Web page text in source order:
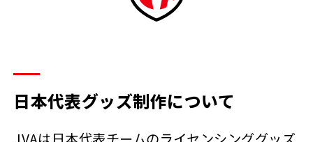
日本代表グッズ制作について